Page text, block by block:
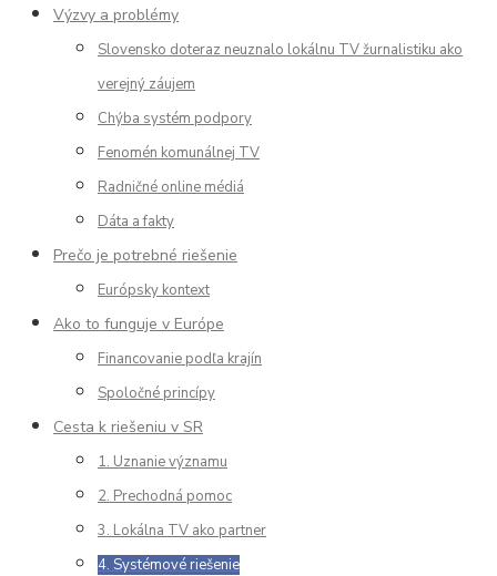
Výzvy a problémy
Slovensko doteraz neuznalo lokálnu TV žurnalistiku ako
verejný záujem
Chýba systém podpory
Fenomén komunálnej TV
Radničné online médiá
Dáta a fakty
Prečo je potrebné riešenie
Európsky kontext
Ako to funguje v Európe
Financovanie podľa krajín
Spoločné princípy
Cesta k riešeniu v SR
1. Uznanie významu
2. Prechodná pomoc
3. Lokálna TV ako partner
4. Systémové riešenie